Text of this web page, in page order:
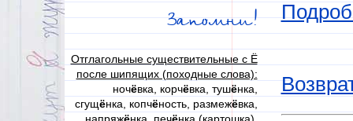
Запомни!
Отглагольные существительные с Ё
после шипящих (походные слова):
ночёвка, корчёвка, тушёнка,
сгущёнка, копчёность, размежёвка,